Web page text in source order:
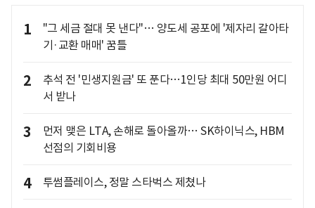
1
"그 세금 절대 못 낸다"… 양도세 공포에 '제자리 갈아타
기·교환 매매' 꿈틀
2
추석 전 '민생지원금' 또 푼다…1인당 최대 50만원 어디
서 받나
3
먼저 맺은 LTA, 손해로 돌아올까… SK하이닉스, HBM
선점의 기회비용
4 투썸플레이스, 정말 스타벅스 제쳤나